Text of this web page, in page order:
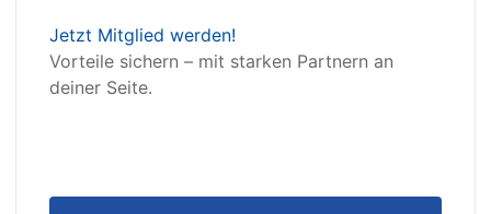
Jetzt Mitglied werden!
Vorteile sichern – mit starken Partnern an
deiner Seite.